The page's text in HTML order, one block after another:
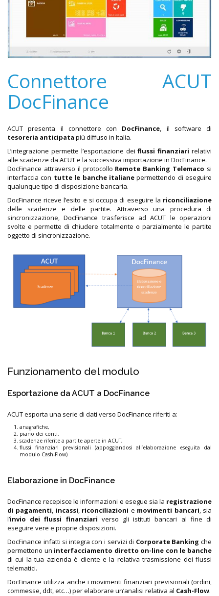
Connettore ACUT
DocFinance
ACUT presenta il connettore con DocFinance, il software di
tesoreria anticipata più diffuso in Italia.
L’integrazione permette l’esportazione deiflussi finanziari relativi
alle scadenze da ACUT e la successiva importazione in DocFinance.
DocFinance attraverso il protocollo Remote Banking Telemaco si
interfaccia con tutte le banche italianepermettendo di eseguire
qualunque tipo di disposizione bancaria.
DocFinance riceve l’esito e si occupa di eseguire la riconciliazione
delle scadenze e delle partite. Attraverso una procedura di
sincronizzazione, DocFinance trasferisce ad ACUT le operazioni
svolte e permette di chiudere totalmente o parzialmente le partite
oggetto di sincronizzazione.
Funzionamento del modulo
Esportazione da ACUT a DocFinance
ACUT esporta una serie di dati verso DocFinance riferiti a:
anagrafiche,
piano dei conti,
scadenze riferite a partite aperte in ACUT,
flussi finanziari previsionali (appoggiandosi all’elaborazione eseguita dal
modulo Cash-Flow)
Elaborazione in DocFinance
DocFinance recepisce le informazioni e esegue sia la registrazione
di pagamenti, incassi, riconciliazioni e movimenti bancari, sia
l’invio dei flussi finanziari verso gli istituti bancari al fine di
eseguire vere e proprie disposizioni.
DocFinance infatti si integra con i servizi di Corporate Banking che
permettono un interfacciamento diretto on-line con le banche
di cui la tua azienda è cliente e la relativa trasmissione dei flussi
telematici.
DocFinance utilizza anche i movimenti finanziari previsionali (ordini,
commesse, ddt, etc…) per elaborare un’analisi relativa al Cash-Flow.